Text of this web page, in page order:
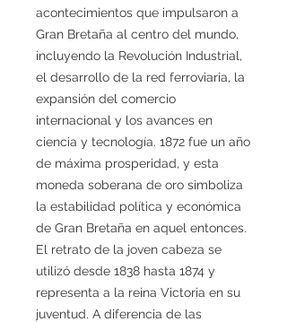
acontecimientos que impulsaron a
Gran Bretaña al centro del mundo,
incluyendo la Revolución Industrial,
el desarrollo de la red ferroviaria, la
expansión del comercio
internacional y los avances en
ciencia y tecnología. 1872 fue un año
de máxima prosperidad, y esta
moneda soberana de oro simboliza
la estabilidad política y económica
de Gran Bretaña en aquel entonces.
El retrato de la joven cabeza se
utilizó desde 1838 hasta 1874 y
representa a la reina Victoria en su
juventud. A diferencia de las